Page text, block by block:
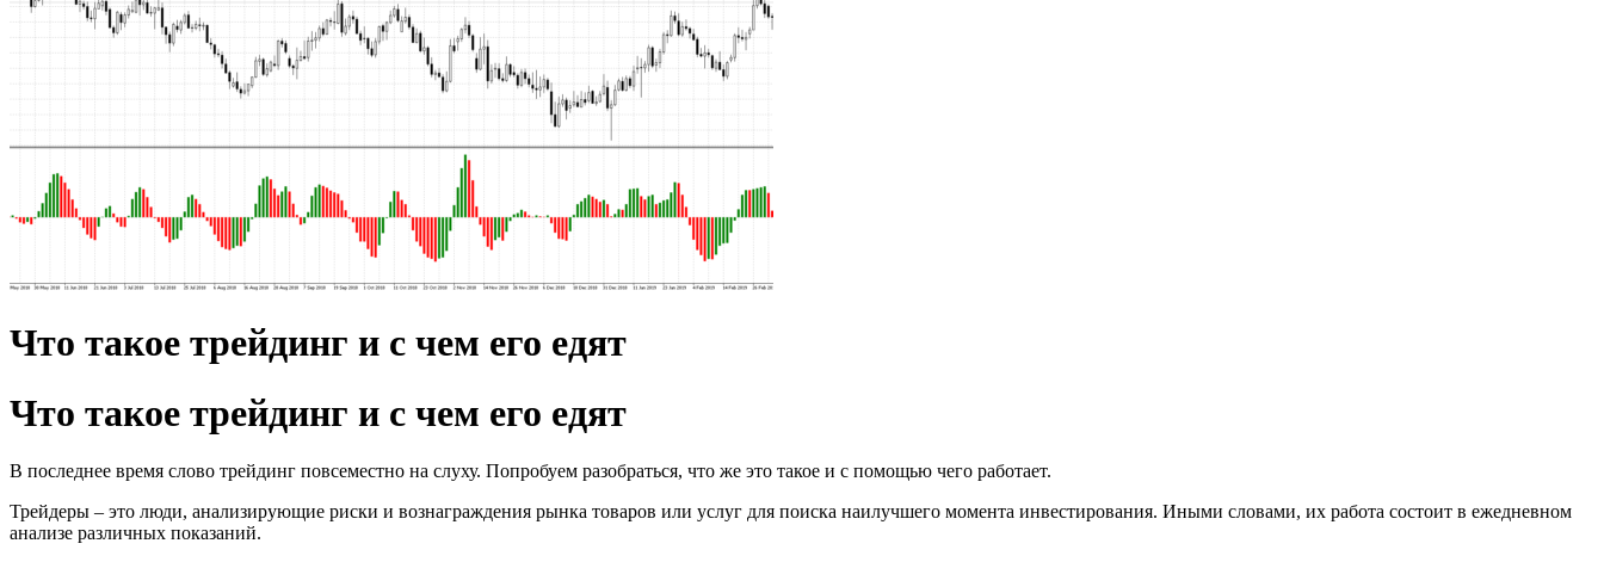
Что такое трейдинг и с чем его едят
Что такое трейдинг и с чем его едят
В последнее время слово трейдинг повсеместно на слуху. Попробуем разобраться, что же это такое и с помощью чего работает.
Трейдеры – это люди, анализирующие риски и вознаграждения рынка товаров или услуг для поиска наилучшего момента инвестирования. Иными словами, их работа состоит в ежедневном
анализе различных показаний.